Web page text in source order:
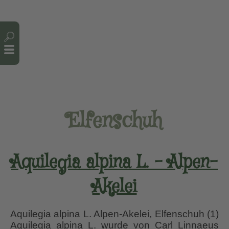
Elfenschuh
Aquilegia alpina L. – Alpen-
Akelei
Aquilegia alpina L. Alpen-Akelei, Elfenschuh (1)
Aquilegia alpina L. wurde von Carl Linnaeus